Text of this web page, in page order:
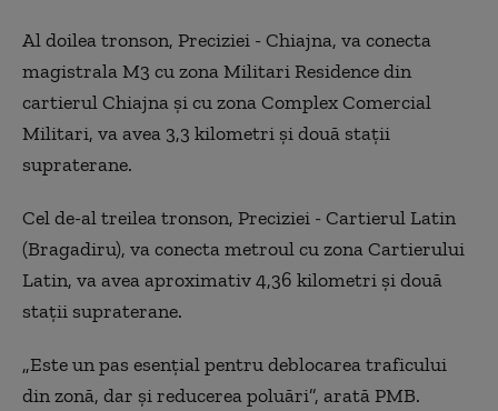
Al doilea tronson, Preciziei - Chiajna, va conecta
magistrala M3 cu zona Militari Residence din
cartierul Chiajna şi cu zona Complex Comercial
Militari, va avea 3,3 kilometri şi două staţii
supraterane.
Cel de-al treilea tronson, Preciziei - Cartierul Latin
(Bragadiru), va conecta metroul cu zona Cartierului
Latin, va avea aproximativ 4,36 kilometri şi două
staţii supraterane.
„Este un pas esenţial pentru deblocarea traficului
din zonă, dar şi reducerea poluări”, arată PMB.